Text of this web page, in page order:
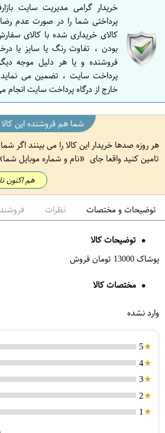
ا
ص
ف
ه
ا
ن
خریدار گرامی مدیریت سایت
پرداختی شما را در صورت عدم
کالای خریداری شده با کالای
بودن ، تفاوت رنگ یا سایز یا
فروشنده و یا هر دلیل موجه
پرداخت سایت ، تضمین می
خارج از درگاه پرداخت سایت انجام
شما هم فروشنده این
هر روزه صدها خریدار این کالا را می بینند اگر
تامین کنید واقعا جای
نام و شماره موبایل شما
هم اکنون
توضیحات و مختصات نظرات
توضیحات کالا
پوشاک 13000 تومان فروش
مختصات کالا
وارد نشده
5
4
3
2
1